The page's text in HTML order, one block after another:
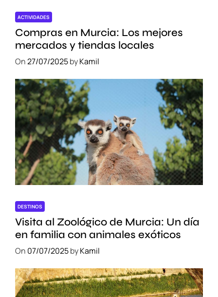
ACTIVIDADES
Compras en Murcia: Los mejores
mercados y tiendas locales
On27/07/2025byKamil
DESTINOS
Visita al Zoológico de Murcia: Un día
en familia con animales exóticos
On 07/07/2025byKamil